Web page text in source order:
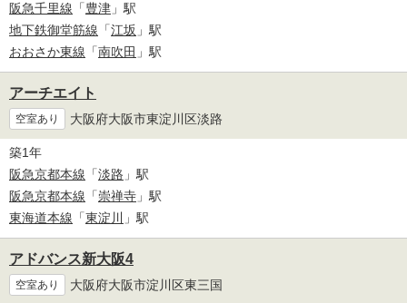
阪急千里線 「豊津 」駅
地下鉄御堂筋線 「江坂 」駅
おおさか東線 「南吹田 」駅
アーチエイト
空室あり 大阪府大阪市東淀川区淡路
築1年
阪急京都本線 「淡路 」駅
阪急京都本線 「崇禅寺 」駅
東海道本線 「東淀川 」駅
アドバンス新大阪4
空室あり 大阪府大阪市淀川区東三国